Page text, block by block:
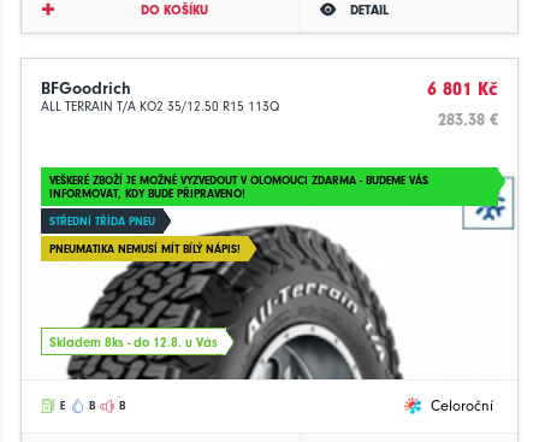
DO KOŠÍKU DETAIL
BFGoodrich
ALL TERRAIN T/A KO2 35/12.50 R15 113Q
6 801 Kč
283.38 €
VEŠKERÉ ZBOŽÍ JE MOŽNÉ VYZVEDOUT V OLOMOUCI ZDARMA - BUDEME VÁS
INFORMOVAT, KDY BUDE PŘIPRAVENO!
STŘEDNÍ TŘÍDA PNEU
PNEUMATIKA NEMUSÍ MÍT BÍLÝ NÁPIS!
Skladem 8ks - do 12.8. u Vás
E B B Celoroční